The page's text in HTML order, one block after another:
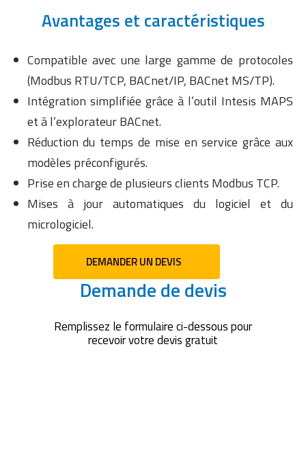
Avantages et caractéristiques
Compatible avec une large gamme de protocoles
(Modbus RTU/TCP, BACnet/IP, BACnet MS/TP).
Intégration simplifiée grâce à l’outil Intesis MAPS
et à l’explorateur BACnet.
Réduction du temps de mise en service grâce aux
modèles préconfigurés.
Prise en charge de plusieurs clients Modbus TCP.
Mises à jour automatiques du logiciel et du
micrologiciel.
DEMANDER UN DEVIS
Demande de devis
Remplissez le formulaire ci-dessous pour
recevoir votre devis gratuit